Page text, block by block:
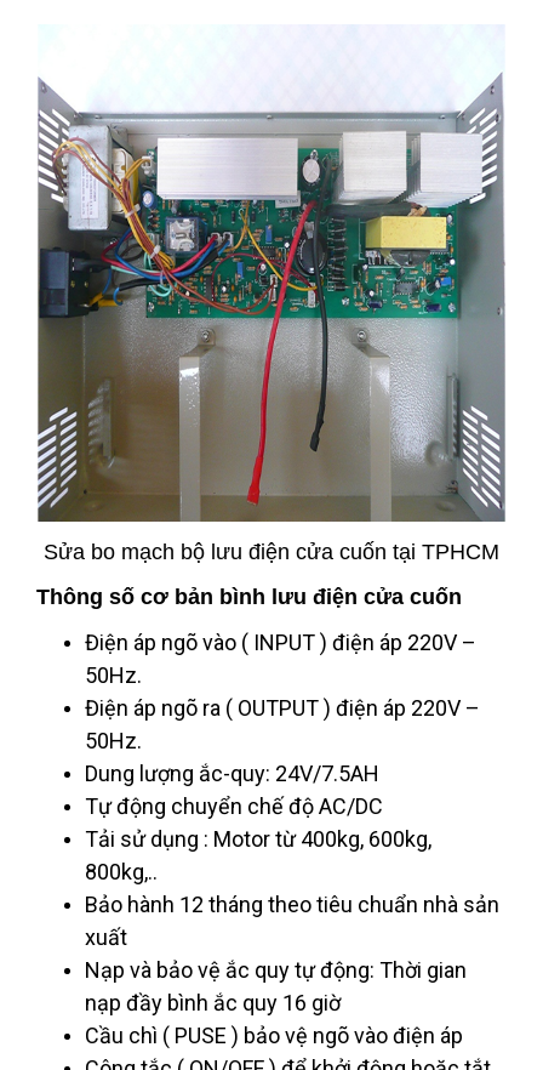
Sửa bo mạch bộ lưu điện cửa cuốn tại TPHCM
Thông số cơ bản bình lưu điện cửa cuốn
Điện áp ngõ vào ( INPUT ) điện áp 220V –
50Hz.
Điện áp ngõ ra ( OUTPUT ) điện áp 220V –
50Hz.
Dung lượng ắc-quy: 24V/7.5AH
Tự động chuyển chế độ AC/DC
Tải sử dụng : Motor từ 400kg, 600kg,
800kg,..
Bảo hành 12 tháng theo tiêu chuẩn nhà sản
xuất
Nạp và bảo vệ ắc quy tự động: Thời gian
nạp đầy bình ắc quy 16 giờ
Cầu chì ( PUSE ) bảo vệ ngõ vào điện áp